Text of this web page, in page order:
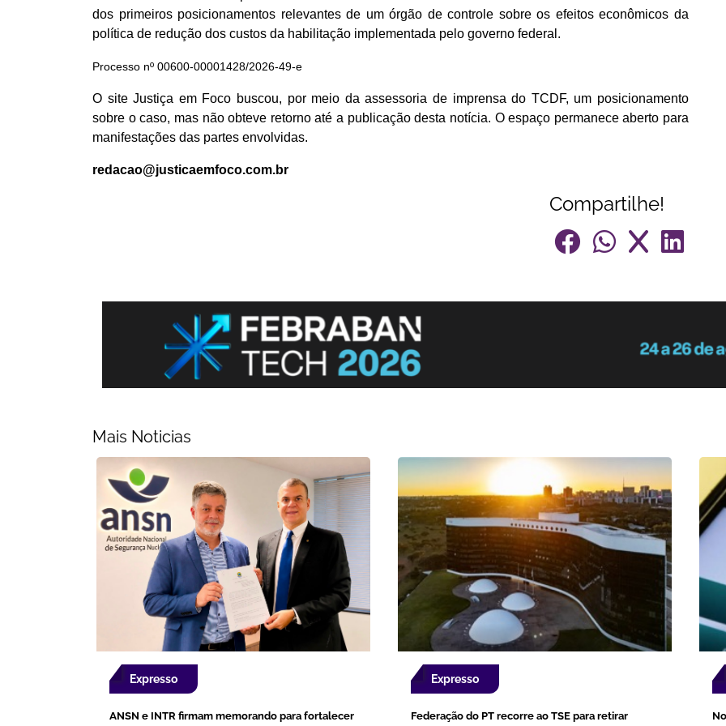
dos primeiros posicionamentos relevantes de um órgão de controle sobre os efeitos econômicos da
política de redução dos custos da habilitação implementada pelo governo federal.
Processo nº 00600-00001428/2026-49-e
O site Justiça em Foco buscou, por meio da assessoria de imprensa do TCDF, um posicionamento
sobre o caso, mas não obteve retorno até a publicação desta notícia. O espaço permanece aberto para
manifestações das partes envolvidas.
redacao@justicaemfoco.com.br
Compartilhe!
Mais Noticias
Expresso
ANSN e INTR firmam memorando para fortalecer
Expresso
Federação do PT recorre ao TSE para retirar